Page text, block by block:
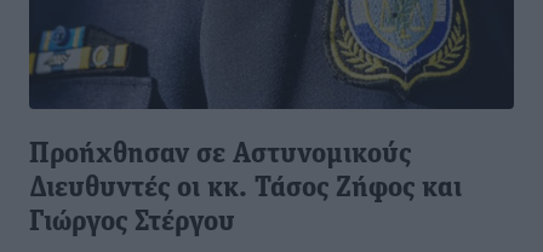
Προήχθησαν σε Αστυνομικούς
Διευθυντές οι κκ. Τάσος Ζήφος και
Γιώργος Στέργου